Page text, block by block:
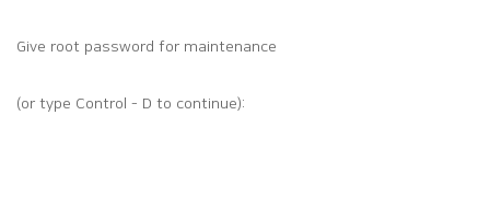
Give root password for maintenance
(or type Control - D to continue):